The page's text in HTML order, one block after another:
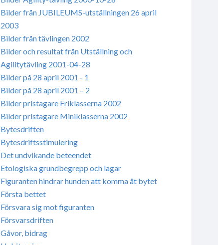
Bilder från JUBILEUMS-utställningen 26 april
2003
Bilder från tävlingen 2002
Bilder och resultat från Utställning och
Agilitytävling 2001-04-28
Bilder på 28 april 2001 - 1
Bilder på 28 april 2001 – 2
Bilder pristagare Friklasserna 2002
Bilder pristagare Miniklasserna 2002
Bytesdriften
Bytesdriftsstimulering
Det undvikande beteendet
Etologiska grundbegrepp och lagar
Figuranten hindrar hunden att komma åt bytet
Första bettet
Försvara sig mot figuranten
Försvarsdriften
Gåvor, bidrag